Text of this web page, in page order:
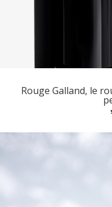
Rouge Galland, le